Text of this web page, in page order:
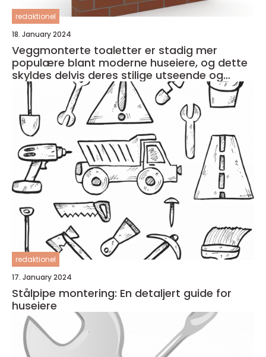
redaktionel
18. January 2024
Veggmonterte toaletter er stadig mer
populære blant moderne huseiere, og dette
skyldes delvis deres stilige utseende og
plassbesparende design
redaktionel
17. January 2024
Stålpipe montering: En detaljert guide for
huseiere